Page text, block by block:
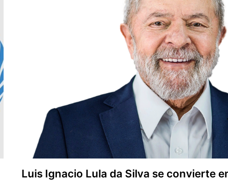
Luis Ignacio Lula da Silva se convierte